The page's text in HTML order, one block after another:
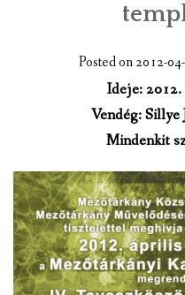
ÖNKORMÁNYZAT
VÁLASZTÁSI
NEMZETISÉGI
TÁRSULÁS
Posted on2012-
Ideje:
Vendég: Sillye
Mindenkit